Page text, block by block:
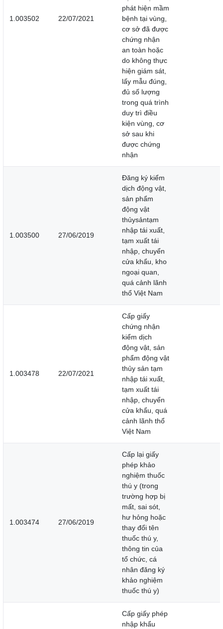
1.003502 22/07/2021
phát hiện mầm
bệnh tại vùng,
cơ sở đã được
chứng nhận
an toàn hoặc
do không thực
hiện giám sát,
lấy mẫu đúng,
đủ số lượng
trong quá trình
duy trì điều
kiện vùng, cơ
sở sau khi
được chứng
nhận
1.003500 27/06/2019
Đăng ký kiểm
dịch động vật,
sản phẩm
động vật
thủysảntạm
nhập tái xuất,
tạm xuất tái
nhập, chuyển
cửa khẩu, kho
ngoại quan,
quá cảnh lãnh
thổ Việt Nam
1.003478 22/07/2021
Cấp giấy
chứng nhận
kiểm dịch
động vật, sản
phẩm động vật
thủy sản tạm
nhập tái xuất,
tạm xuất tái
nhập, chuyển
cửa khẩu, quá
cảnh lãnh thổ
Việt Nam
1.003474 27/06/2019
Cấp lại giấy
phép khảo
nghiệm thuốc
thú y (trong
trường hợp bị
mất, sai sót,
hư hỏng hoặc
thay đổi tên
thuốc thú y,
thông tin của
tổ chức, cá
nhân đăng ký
khảo nghiệm
thuốc thú y)
Cấp giấy phép
nhập khẩu